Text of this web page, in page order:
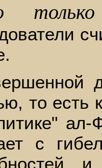
то
ал-
с